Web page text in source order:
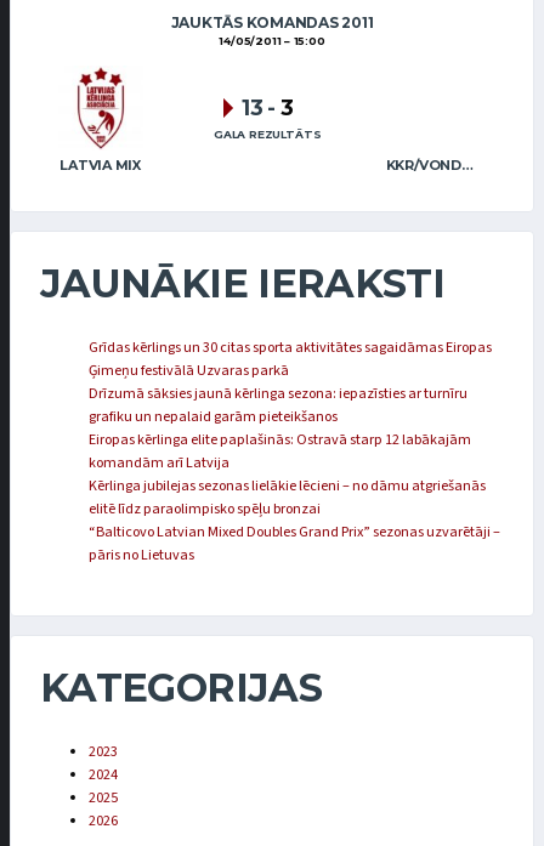
JAUKTĀS KOMANDAS 2011
14/05/2011 15:00
LATVIA MIX KKR/VONDA (MIX)
13 - 3
GALA REZULTĀTS
JAUNĀKIE IERAKSTI
Grīdas kērlings un 30 citas sporta aktivitātes sagaidāmas Eiropas
Ģimeņu festivālā Uzvaras parkā
Drīzumā sāksies jaunā kērlinga sezona: iepazīsties ar turnīru
grafiku un nepalaid garām pieteikšanos
Eiropas kērlinga elite paplašinās: Ostravā starp 12 labākajām
komandām arī Latvija
Kērlinga jubilejas sezonas lielākie lēcieni – no dāmu atgriešanās
elitē līdz paraolimpisko spēļu bronzai
“Balticovo Latvian Mixed Doubles Grand Prix” sezonas uzvarētāji –
pāris no Lietuvas
KATEGORIJAS
2023
2024
2025
2026